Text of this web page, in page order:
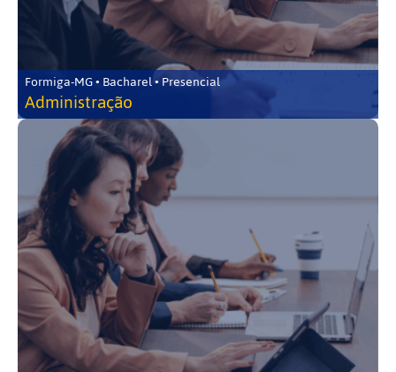
Formiga-MG • Bacharel • Presencial
Administração